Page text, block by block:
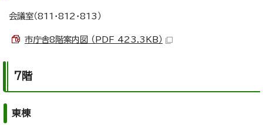
会議室（811・812・813）
市庁舎8階案内図 （PDF 423.3KB）
7階
東棟